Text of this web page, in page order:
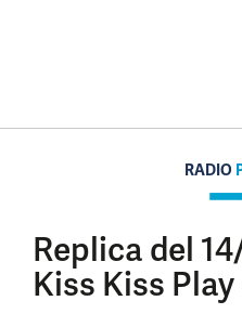
RADIO
Replica del
Kiss Kiss